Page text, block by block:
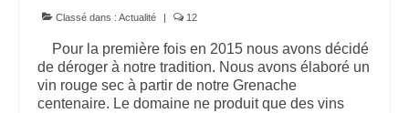
Classé dans : Actualité 12
Pour la première fois en 2015 nous avons décidé
de déroger à notre tradition. Nous avons élaboré un
vin rouge sec à partir de notre Grenache
centenaire. Le domaine ne produit que des vins